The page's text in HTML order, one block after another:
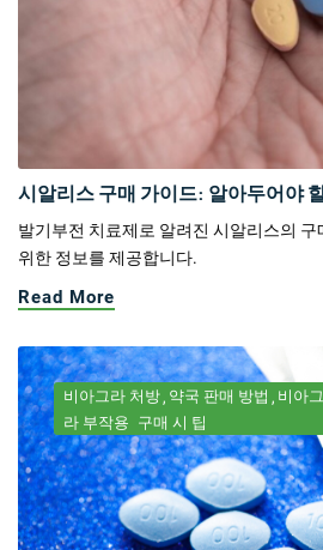
시알리스 구매 가이드: 알아두어야
발기부전 치료제로 알려진 시알리스의 구
위한 정보를 제공합니다.
Read More
비아그라 처방 약국 판매 방법 비아
라 부작용 구매 시 팁